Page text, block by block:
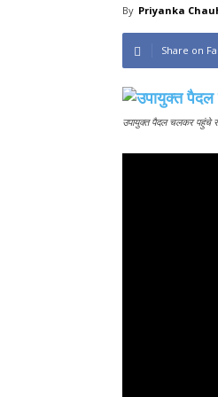
By Priyanka
Share on
उपायुक्त पैदल चलकर पहुंचे